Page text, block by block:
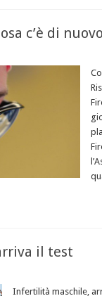
c’è di
il test
Infertilità maschile,